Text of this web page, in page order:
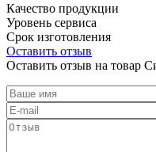
Качество продукции
Уровень сервиса
Срок изготовления
Оставить отзыв
Оставить отзыв на товар